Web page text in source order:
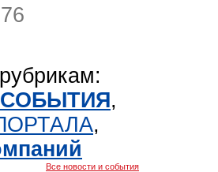
СОБЫТИЯ,
,
Все новости и события